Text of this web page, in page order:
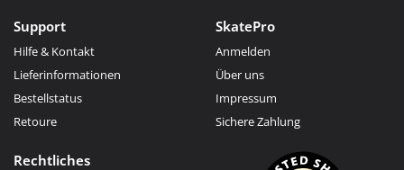
Support
Hilfe & Kontakt
Lieferinformationen
Bestellstatus
Retoure
SkatePro
Anmelden
Über uns
Impressum
Sichere Zahlung
Rechtliches